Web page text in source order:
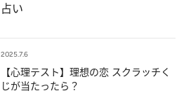
占い
2025.7.6
【心理テスト】理想の恋 スクラッチく
じが当たったら？